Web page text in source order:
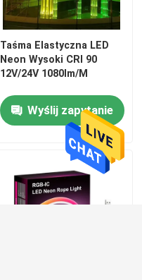
Taśma Elastyczna LED
Neon Wysoki CRI 90
12V/24V 1080lm/M
Wyślij zapytanie